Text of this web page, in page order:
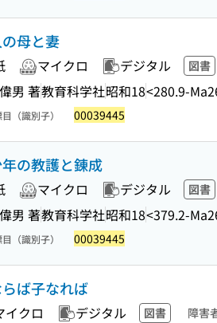
母と妻
マイクロ デジタル 図書
男 著教育科学社昭和18<280.9-
（識別子） 00039445
の教護と錬成
マイクロ デジタル 図書
男 著教育科学社昭和18<379.2-
（識別子） 00039445
ば子なれば
イクロ デジタル 図書 障害